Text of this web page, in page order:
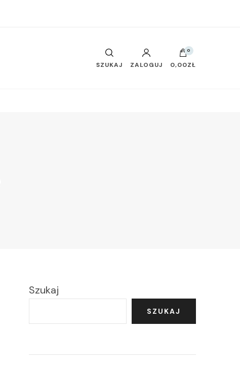
SZUKAJ ZALOGUJ
0
0,00ZŁ
Szukaj
SZUKAJ